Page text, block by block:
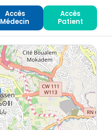
Accès
Médecin
Accès
Patient